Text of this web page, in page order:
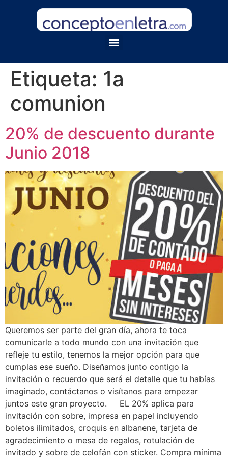
Etiqueta: 1a
comunion
20% de descuento durante
Junio 2018
Queremos ser parte del gran día, ahora te toca
comunicarle a todo mundo con una invitación que
refleje tu estilo, tenemos la mejor opción para que
cumplas ese sueño. Diseñamos junto contigo la
invitación o recuerdo que será el detalle que tu habías
imaginado, contáctanos o visítanos para empezar
juntos este gran proyecto. EL 20% aplica para
invitación con sobre, impresa en papel incluyendo
boletos ilimitados, croquis en albanene, tarjeta de
agradecimiento o mesa de regalos, rotulación de
invitado y sobre de celofán con sticker. Compra mínima